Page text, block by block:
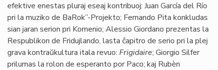
efektive enestas pluraj eseaj kontribuoj: Juan García del Río
pri la muziko de BaRok”-Projekto; Fernando Pita konkludas
sian jaran serion pri Komenio; Alessio Giordano prezentas la
Respublikon de Fridujlando, lasta ĉapitro de serio pri la plej
grava kontraŭkultura itala revuo: Frigidaire; Giorgio Silfer
prilumas la rolon de esperanto por Paco; kaj Rubèn